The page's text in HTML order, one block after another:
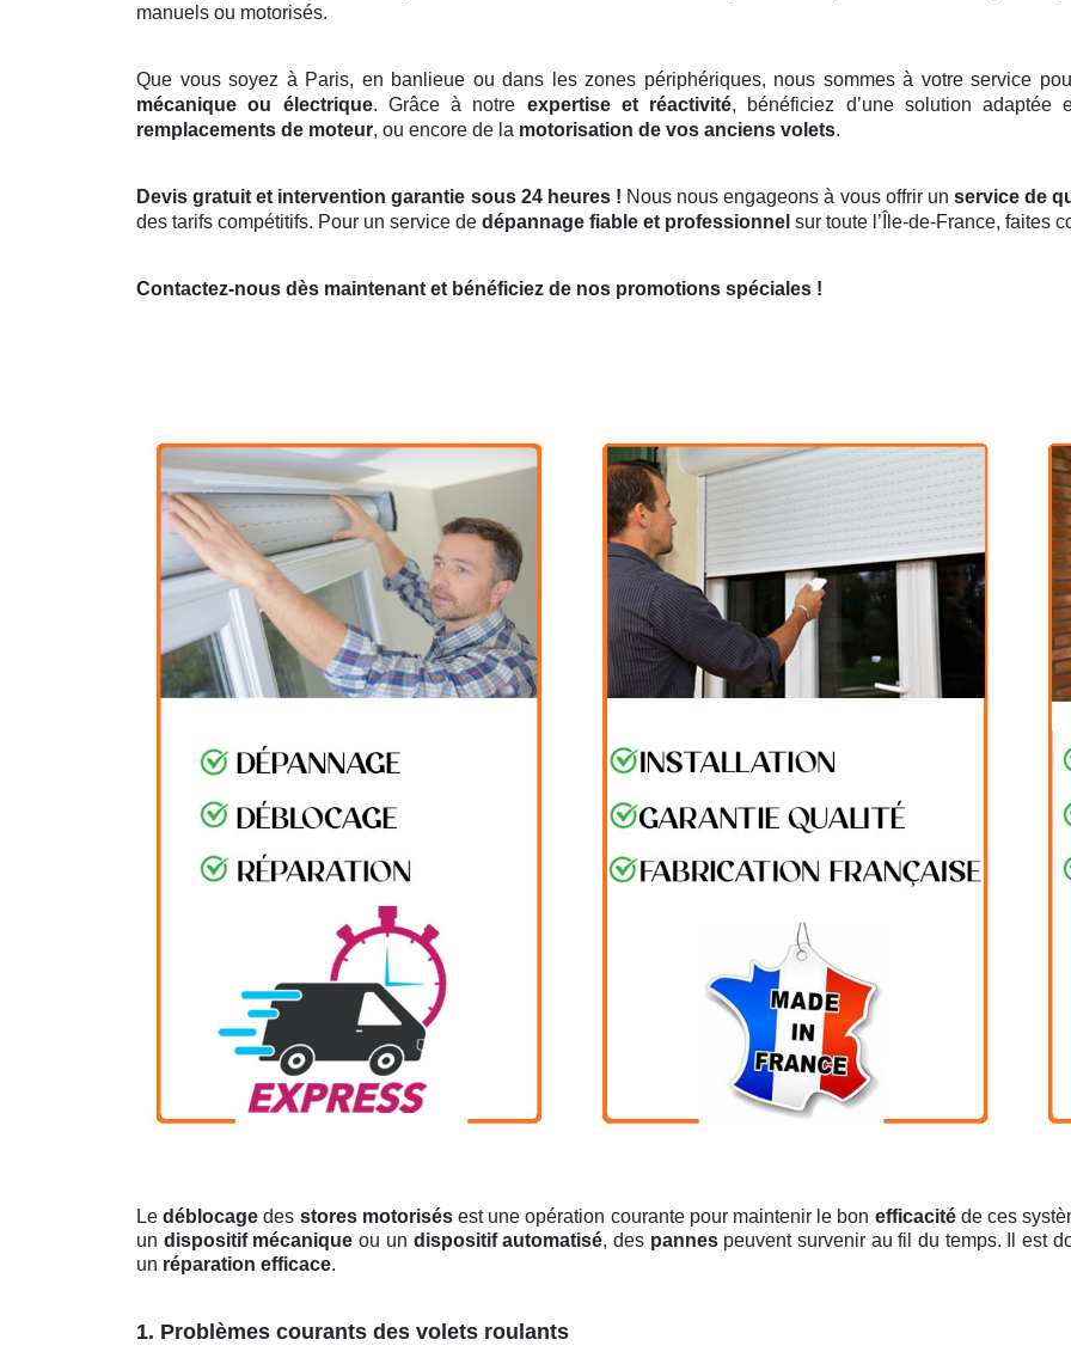
manuels ou motorisés.
Que vous soyez à Paris, en banlieue ou dans les zones périphériques, nous sommes à votre service
mécanique ou électrique. Grâce à notre expertise et réactivité, bénéficiez d’une solution
remplacements de moteur, ou encore de la motorisation de vos anciens volets.
Devis gratuit et intervention garantie sous 24 heures ! Nous nous engageons à vous offrir un service de
des tarifs compétitifs. Pour un service de dépannage fiable et professionnel sur toute l’Île-de-France, faites
Contactez-nous dès maintenant et bénéficiez de nos promotions spéciales !
Ledéblocage des stores motorisésest une opération courante pour maintenir le bon efficacitéde ces
un dispositif mécanique ou un dispositif automatisé, des pannespeuvent survenir au fil du temps. Il est
un réparation efficace.
1. Problèmes courants des volets roulants